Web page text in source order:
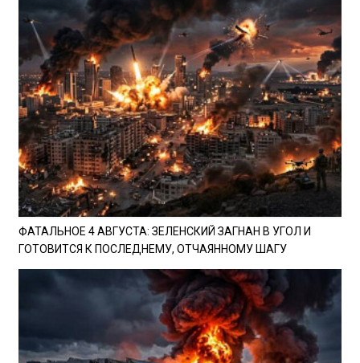
ФАТАЛЬНОЕ 4 АВГУСТА: ЗЕЛЕНСКИЙ ЗАГНАН В УГОЛ И
ГОТОВИТСЯ К ПОСЛЕДНЕМУ, ОТЧАЯННОМУ ШАГУ